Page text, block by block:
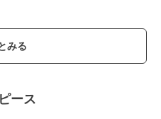
みる
ース